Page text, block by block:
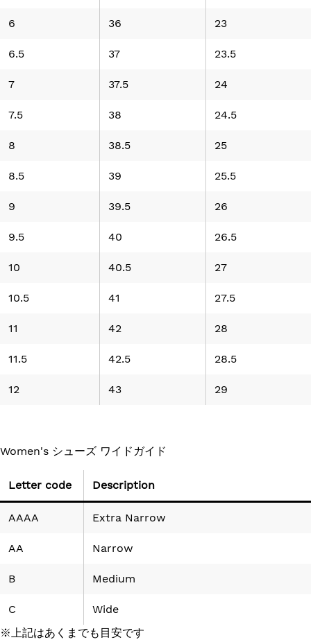
6 36 23
6.5 37 23.5
7 37.5 24
7.5 38 24.5
8 38.5 25
8.5 39 25.5
9 39.5 26
9.5 40 26.5
10 40.5 27
10.5 41 27.5
11 42 28
11.5 42.5 28.5
12 43 29
Women's シューズ ワイドガイド
Letter code Description
AAAA Extra Narrow
AA Narrow
B Medium
C
Wide
※上記はあくまでも目安です